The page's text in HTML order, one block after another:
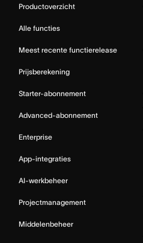
Productoverzicht
Alle functies
Meest recente functierelease
Prijsberekening
Starter-abonnement
Advanced-abonnement
Enterprise
App-integraties
AI-werkbeheer
Projectmanagement
Middelenbeheer